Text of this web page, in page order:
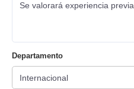
Se valorará experiencia previa
Departamento